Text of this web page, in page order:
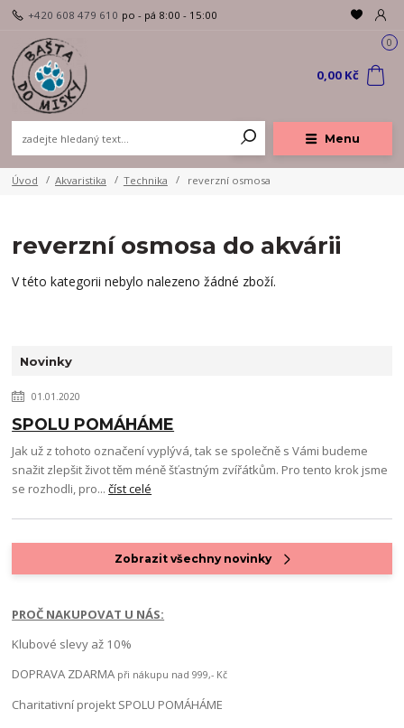
Menu
+420 608 479 610 po - pá 8:00 - 15:00
0
0,00 Kč
Úvod Akvaristika Technika reverzní osmosa
reverzní osmosa do akvárii
V této kategorii nebylo nalezeno žádné zboží.
Novinky
01.01.2020
SPOLU POMÁHÁME
Jak už z tohoto označení vyplývá, tak se společně s Vámi budeme
snažit zlepšit život těm méně šťastným zvířátkům. Pro tento krok jsme
se rozhodli, pro...číst celé
Zobrazit všechny novinky
PROČ NAKUPOVAT U NÁS:
Klubové slevy až 10%
DOPRAVA ZDARMA při nákupu nad 999,- Kč
Charitativní projekt SPOLU POMÁHÁME